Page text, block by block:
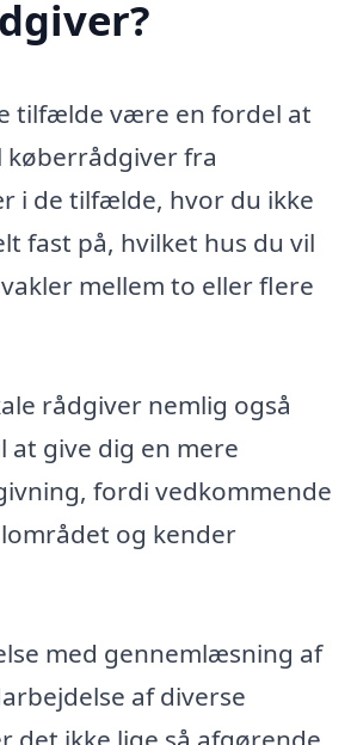
tilfælde være en fordel at
fra
i de tilfælde, hvor du ikke
fast på, hvilket hus du vil
mellem to eller flere
rådgiver nemlig også
give dig en mere
fordi vedkommende
og kender
med gennemlæsning af
af diverse